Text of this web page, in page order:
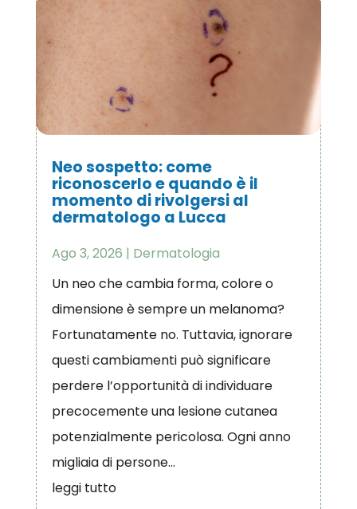
Neo sospetto: come
riconoscerlo e quando è il
momento di rivolgersi al
dermatologo a Lucca
Ago 3, 2026 | Dermatologia
Un neo che cambia forma, colore o
dimensione è sempre un melanoma?
Fortunatamente no. Tuttavia, ignorare
questi cambiamenti può significare
perdere l’opportunità di individuare
precocemente una lesione cutanea
potenzialmente pericolosa. Ogni anno
migliaia di persone...
leggi tutto